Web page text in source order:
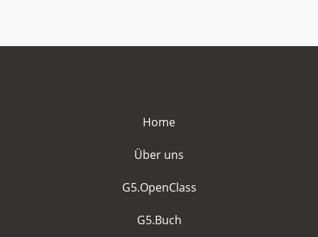
Home
Über uns
G5.OpenClass
G5.Buch